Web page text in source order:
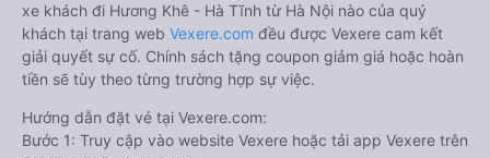
xe khách đi Hương Khê - Hà Tĩnh từ Hà Nội nào của quý
khách tại trang web Vexere.com đều được Vexere cam kết
giải quyết sự cố. Chính sách tặng coupon giảm giá hoặc hoàn
tiền sẽ tùy theo từng trường hợp sự việc.
Hướng dẫn đặt vé tại Vexere.com:
Bước 1: Truy cập vào website Vexere hoặc tải app Vexere trên